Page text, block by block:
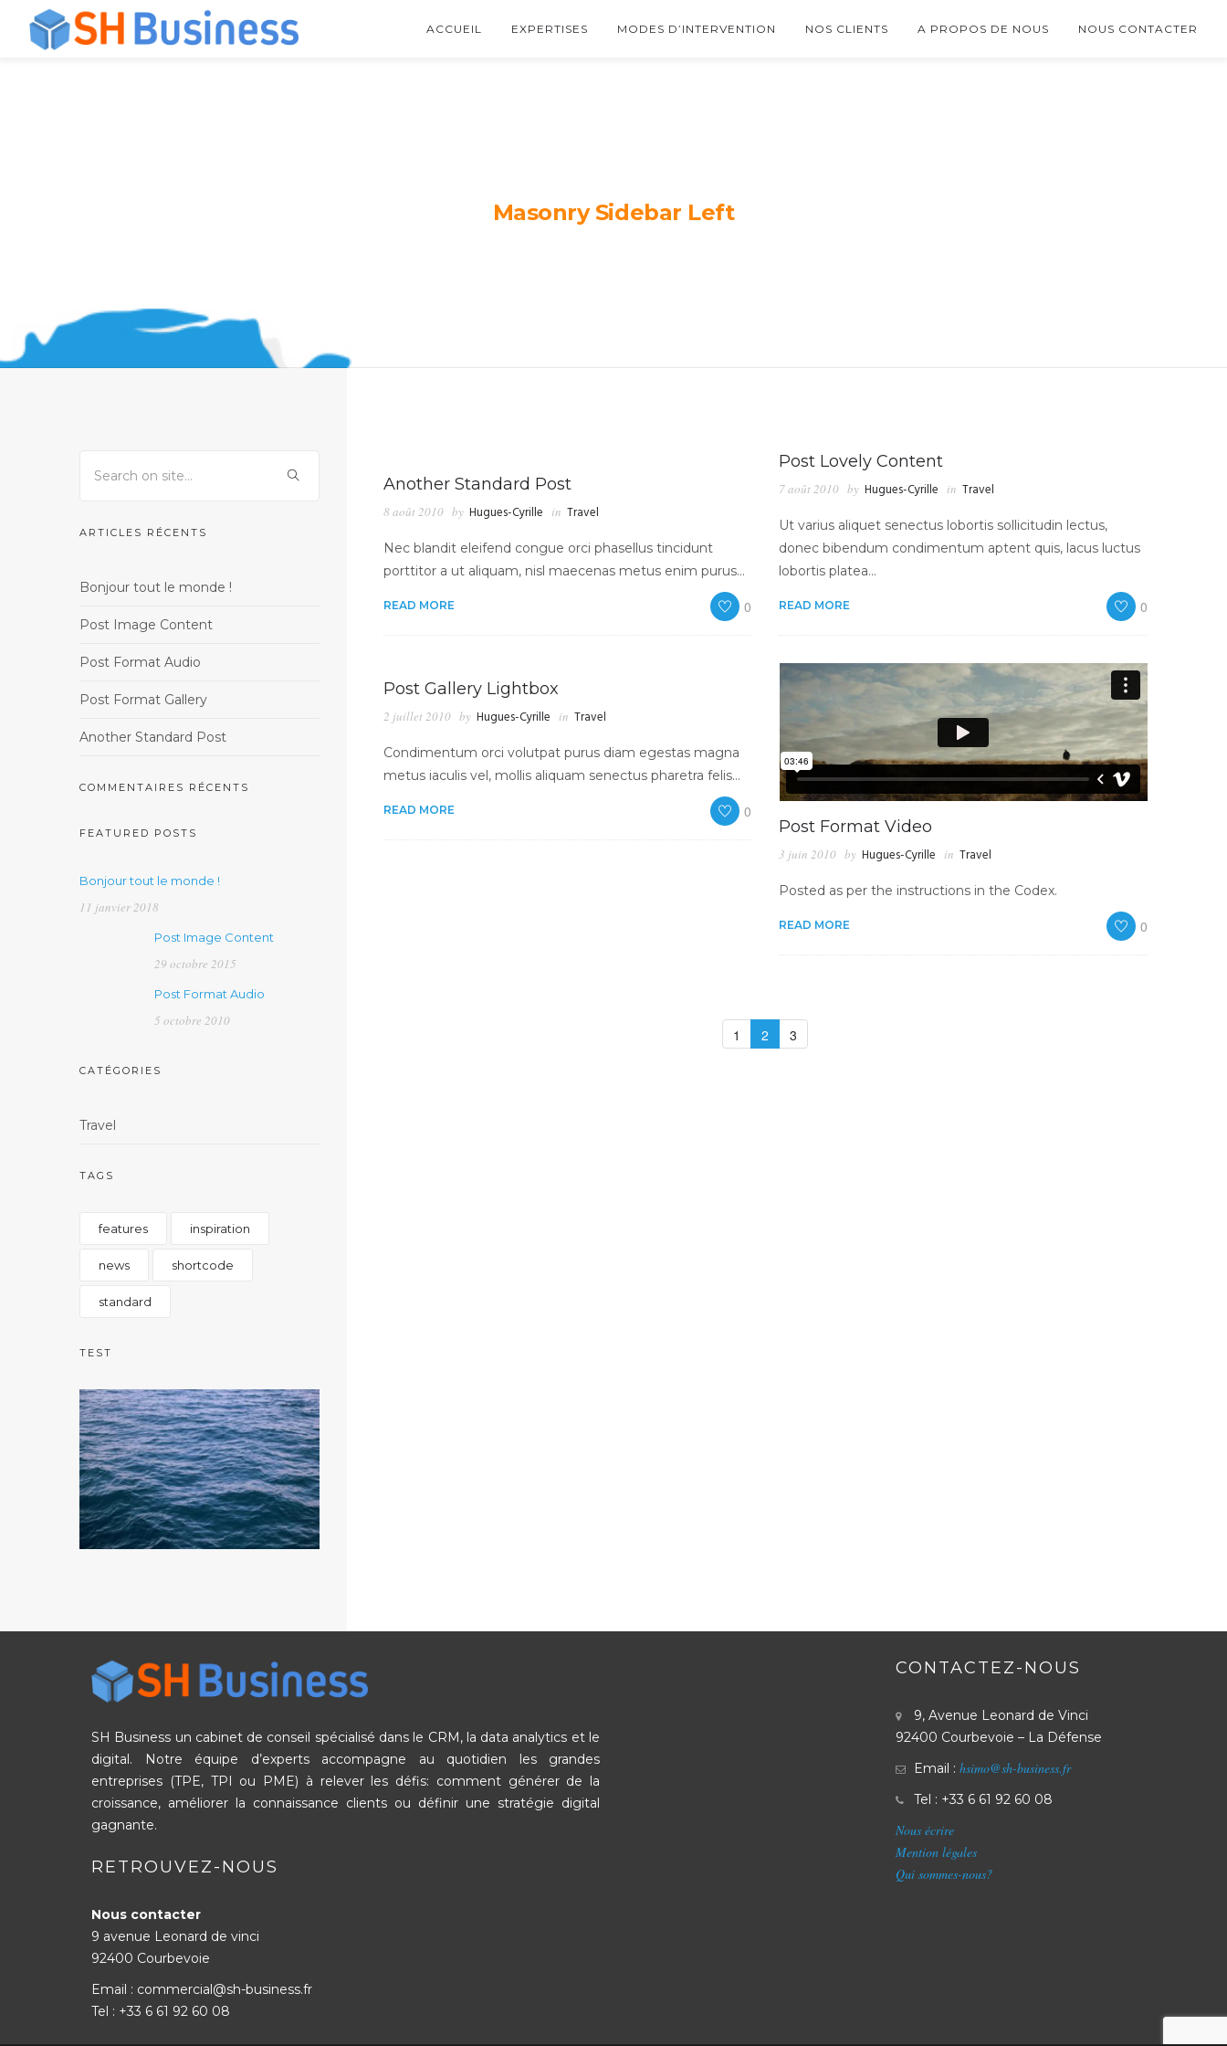
ACCUEIL EXPERTISES MODES D’INTERVENTION NOS CLIENTS A PROPOS DE NOUS NOUS CONTACTER
Masonry Sidebar Left
ARTICLES RÉCENTS
Bonjour tout le monde !
Post Image Content
Post Format Audio
Post Format Gallery
Another Standard Post
COMMENTAIRES RÉCENTS
FEATURED POSTS
Bonjour tout le monde !
11 janvier 2018
Post Image Content
29 octobre 2015
Post Format Audio
5 octobre 2010
CATÉGORIES
Travel
TAGS
features inspiration
news shortcode
standard
TEST
Another Standard Post
8 août 2010 by Hugues-Cyrille in Travel
Nec blandit eleifend congue orci phasellus tincidunt
porttitor a ut aliquam, nisl maecenas metus enim purus…
READ MORE 0
Post Lovely Content
7 août 2010 by Hugues-Cyrille in Travel
Ut varius aliquet senectus lobortis sollicitudin lectus,
donec bibendum condimentum aptent quis, lacus luctus
lobortis platea…
READ MORE 0
Post Gallery Lightbox
2 juillet 2010 by Hugues-Cyrille in Travel
Condimentum orci volutpat purus diam egestas magna
metus iaculis vel, mollis aliquam senectus pharetra felis…
READ MORE 0
Post Format Video
3 juin 2010 by Hugues-Cyrille in Travel
Posted as per the instructions in the Codex.
READ MORE 0
1 2 3
SH Business un cabinet de conseil spécialisé dans le CRM, la data analytics et le
digital. Notre équipe d’experts accompagne au quotidien les grandes
entreprises (TPE, TPI ou PME) à relever les défis: comment générer de la
croissance, améliorer la connaissance clients ou définir une stratégie digital
gagnante.
RETROUVEZ-NOUS
Nous contacter
9 avenue Leonard de vinci
92400 Courbevoie
Email : commercial@sh-business.fr
Tel : +33 6 61 92 60 08
CONTACTEZ-NOUS
9, Avenue Leonard de Vinci
92400 Courbevoie – La Défense
Email : hsimo@sh-business.fr
Tel : +33 6 61 92 60 08
Nous écrire
Mention légales
Qui sommes-nous?